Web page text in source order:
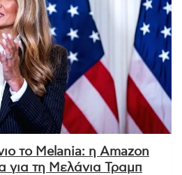
το Melania: η Amazon
για τη Μελάνια Τραμπ